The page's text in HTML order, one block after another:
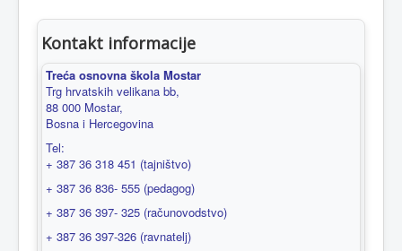
Kontakt informacije
Treća osnovna škola Mostar
Trg hrvatskih velikana bb,
88 000 Mostar,
Bosna i Hercegovina
Tel:
+ 387 36 318 451 (tajništvo)
+ 387 36 836- 555 (pedagog)
+ 387 36 397- 325 (računovodstvo)
+ 387 36 397-326 (ravnatelj)